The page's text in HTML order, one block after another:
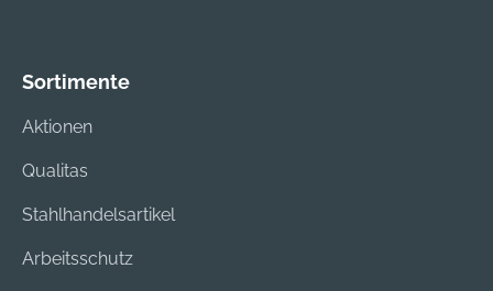
Sortimente
Aktionen
Qualitas
Stahlhandelsartikel
Arbeitsschutz